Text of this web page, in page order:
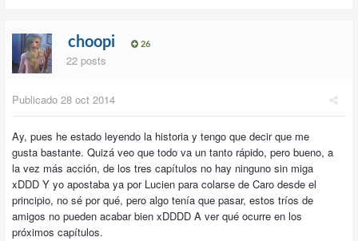
choopi 26
22 posts
Publicado 28 oct 2014
Ay, pues he estado leyendo la historia y tengo que decir que me
gusta bastante. Quizá veo que todo va un tanto rápido, pero bueno, a
la vez más acción, de los tres capítulos no hay ninguno sin miga
xDDD Y yo apostaba ya por Lucien para colarse de Caro desde el
principio, no sé por qué, pero algo tenía que pasar, estos tríos de
amigos no pueden acabar bien xDDDD A ver qué ocurre en los
próximos capítulos.